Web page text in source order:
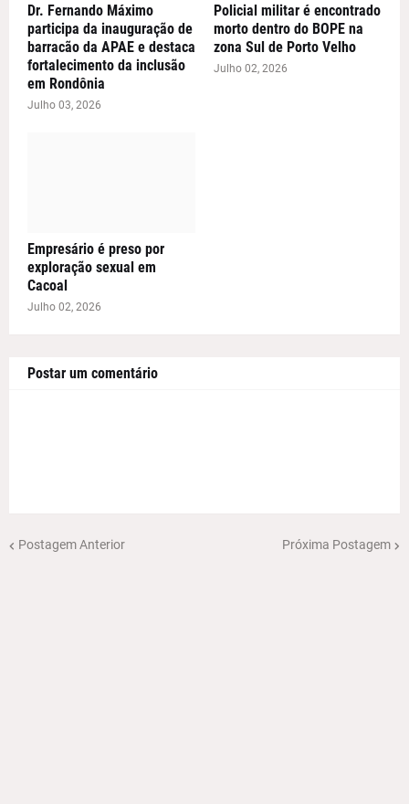
Dr. Fernando Máximo
participa da inauguração de
barracão da APAE e destaca
fortalecimento da inclusão
em Rondônia
Julho 03, 2026
Policial militar é encontrado
morto dentro do BOPE na
zona Sul de Porto Velho
Julho 02, 2026
Empresário é preso por
exploração sexual em
Cacoal
Julho 02, 2026
Postar um comentário
Postagem Anterior Próxima Postagem